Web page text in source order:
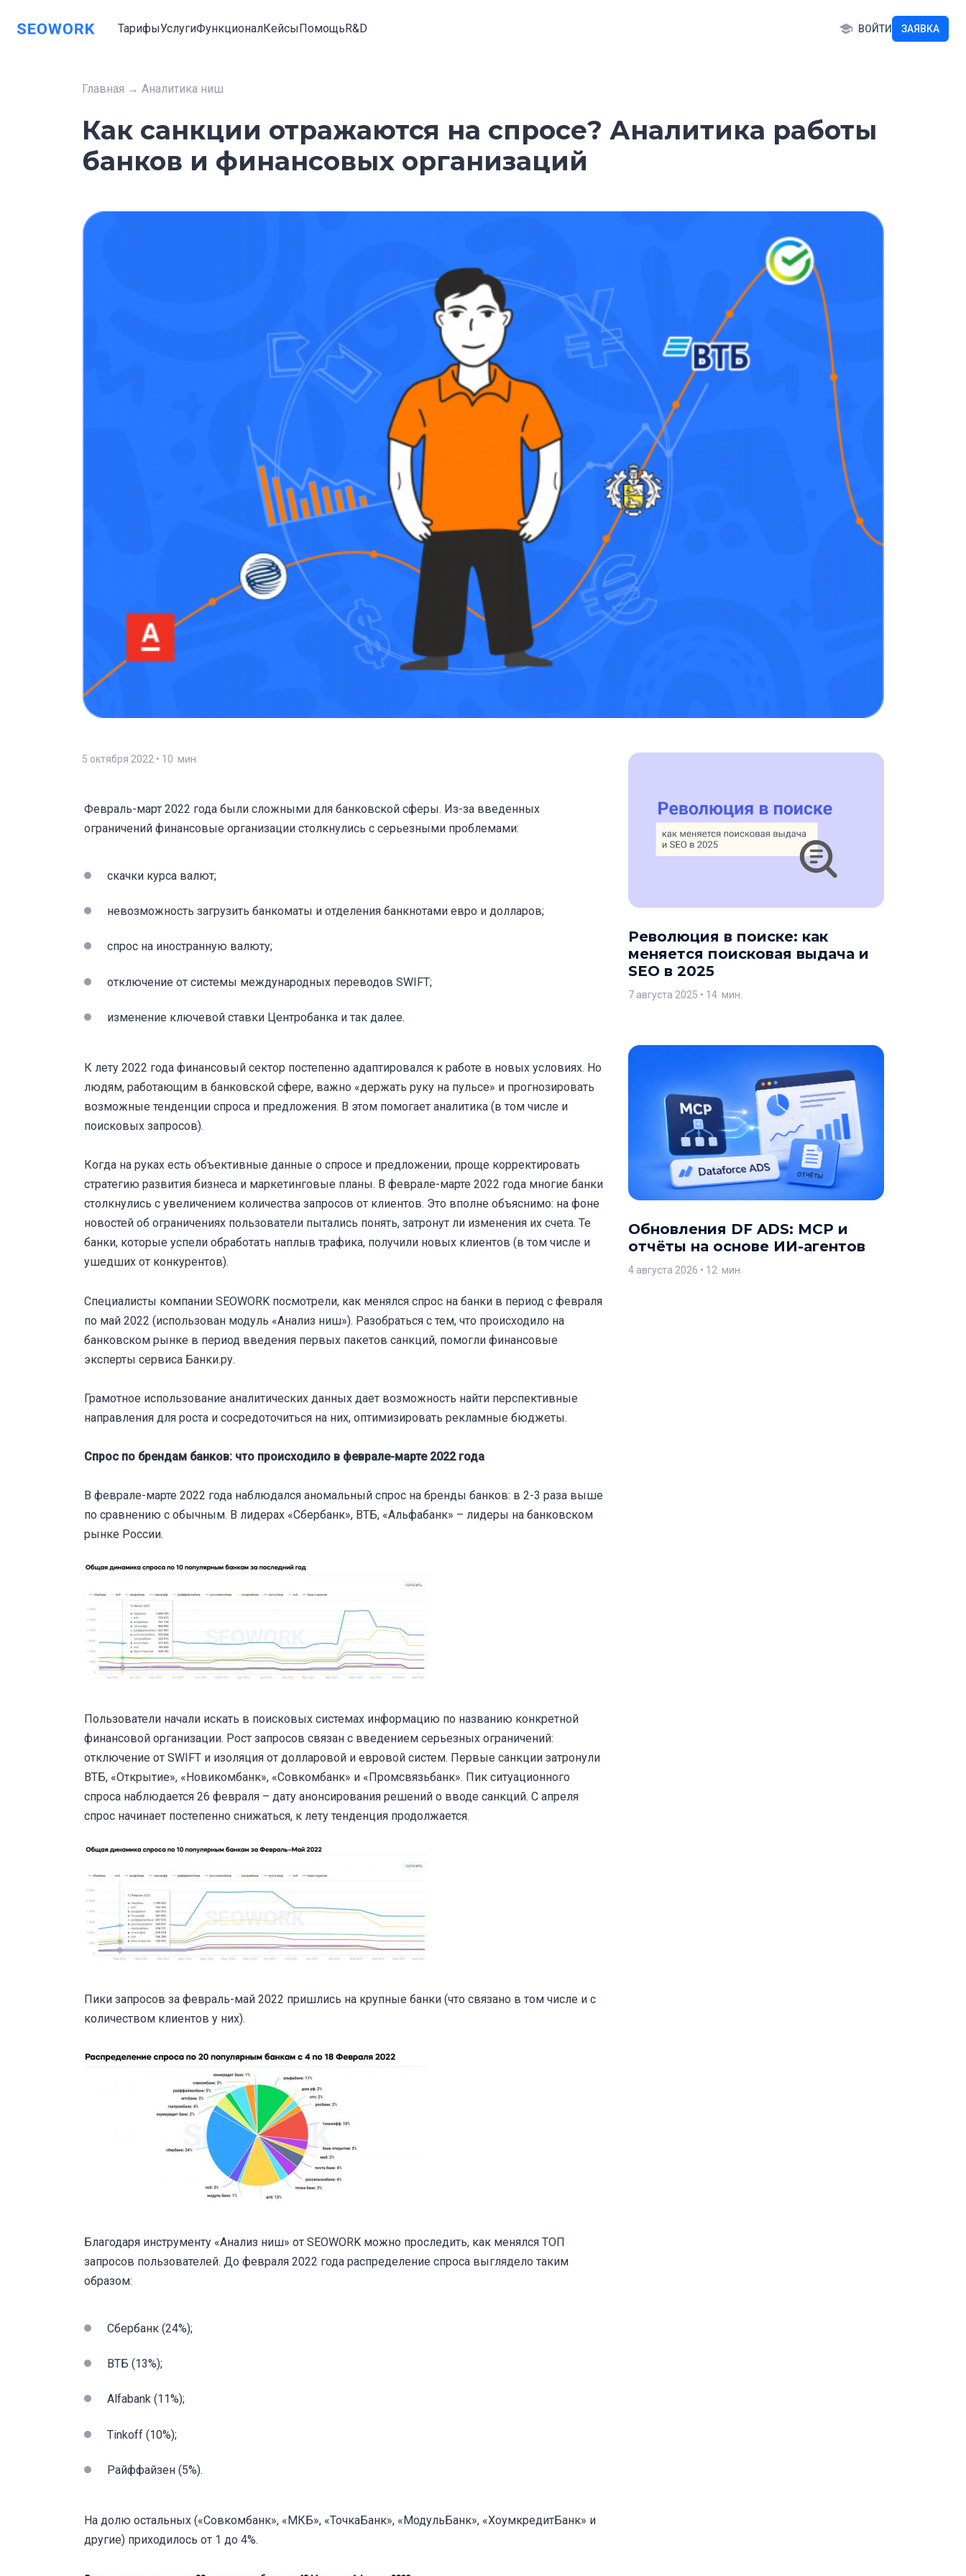
ТарифыУслугиФункционалКейсыПомощьR&D ВОЙТИ ЗАЯВКА
Главная → Аналитика ниш
Как санкции отражаются на спросе? Аналитика работы
банков и финансовых организаций
5 октября 2022 • 10 мин.
Февраль-март 2022 года были сложными для банковской сферы. Из-за введенных
ограничений финансовые организации столкнулись с серьезными проблемами:
скачки курса валют;
невозможность загрузить банкоматы и отделения банкнотами евро и долларов;
спрос на иностранную валюту;
отключение от системы международных переводов SWIFT;
изменение ключевой ставки Центробанка и так далее.
К лету 2022 года финансовый сектор постепенно адаптировался к работе в новых условиях. Но
людям, работающим в банковской сфере, важно «держать руку на пульсе» и прогнозировать
возможные тенденции спроса и предложения. В этом помогает аналитика (в том числе и
поисковых запросов).
Когда на руках есть объективные данные о спросе и предложении, проще корректировать
стратегию развития бизнеса и маркетинговые планы. В феврале-марте 2022 года многие банки
столкнулись с увеличением количества запросов от клиентов. Это вполне объяснимо: на фоне
новостей об ограничениях пользователи пытались понять, затронут ли изменения их счета. Те
банки, которые успели обработать наплыв трафика, получили новых клиентов (в том числе и
ушедших от конкурентов).
Специалисты компании SEOWORK посмотрели, как менялся спрос на банки в период с февраля
по май 2022 (использован модуль «Анализ ниш»). Разобраться с тем, что происходило на
банковском рынке в период введения первых пакетов санкций, помогли финансовые
эксперты сервиса Банки.ру.
Грамотное использование аналитических данных дает возможность найти перспективные
направления для роста и сосредоточиться на них, оптимизировать рекламные бюджеты.
Спрос по брендам банков: что происходило в феврале-марте 2022 года
В феврале-марте 2022 года наблюдался аномальный спрос на бренды банков: в 2-3 раза выше
по сравнению с обычным. В лидерах «Сбербанк», ВТБ, «Альфабанк» – лидеры на банковском
рынке России.
Пользователи начали искать в поисковых системах информацию по названию конкретной
финансовой организации. Рост запросов связан с введением серьезных ограничений:
отключение от SWIFT и изоляция от долларовой и евровой систем. Первые санкции затронули
ВТБ, «Открытие», «Новикомбанк», «Совкомбанк» и «Промсвязьбанк». Пик ситуационного
спроса наблюдается 26 февраля – дату анонсирования решений о вводе санкций. С апреля
спрос начинает постепенно снижаться, к лету тенденция продолжается.
Пики запросов за февраль-май 2022 пришлись на крупные банки (что связано в том числе и с
количеством клиентов у них).
Благодаря инструменту «Анализ ниш» от SEOWORK можно проследить, как менялся ТОП
запросов пользователей. До февраля 2022 года распределение спроса выглядело таким
образом:
Сбербанк (24%);
ВТБ (13%);
Alfabank (11%);
Tinkoff (10%);
Райффайзен (5%).
На долю остальных («Совкомбанк», «МКБ», «ТочкаБанк», «МодульБанк», «ХоумкредитБанк» и
другие) приходилось от 1 до 4%.
Революция в поиске: как
меняется поисковая выдача и
SEO в 2025
7 августа 2025 • 14 мин.
Обновления DF ADS: MCP и
отчёты на основе ИИ-агентов
4 августа 2026 • 12 мин.